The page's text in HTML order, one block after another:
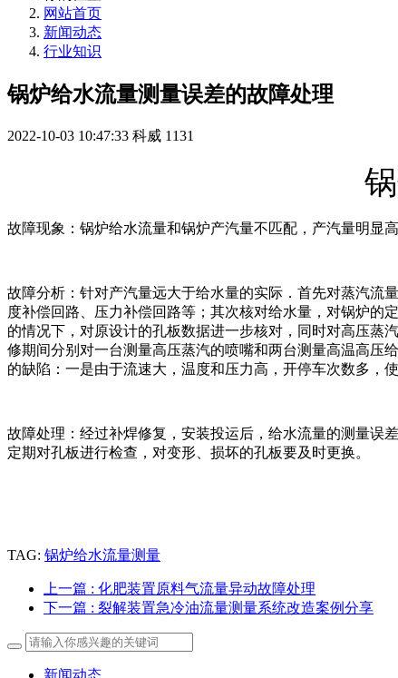
网站首页
新闻动态
行业知识
锅炉给水流量测量误差的故障处理
2022-10-03 10:47:33 科威 1131
故障现象：锅炉给水流量和锅炉产汽量不匹配，产汽量明显高
故障分析：针对产汽量远大于给水量的实际．首先对蒸汽流
度补偿回路、压力补偿回路等；其次核对给水量，对锅炉的
的情况下，对原设计的孔板数据进一步核对，同时对高压蒸
修期间分别对一台测量高压蒸汽的喷嘴和两台测量高温高压
的缺陷：一是由于流速大，温度和压力高，开停车次数多，
故障处理：经过补焊修复，安装投运后，给水流量的测量误
定期对孔板进行检查，对变形、损坏的孔板要及时更换。
TAG: 锅炉给水流量测量
上一篇 : 化肥装置原料气流量异动故障处理
下一篇 : 裂解装置急冷油流量测量系统改造案例分享